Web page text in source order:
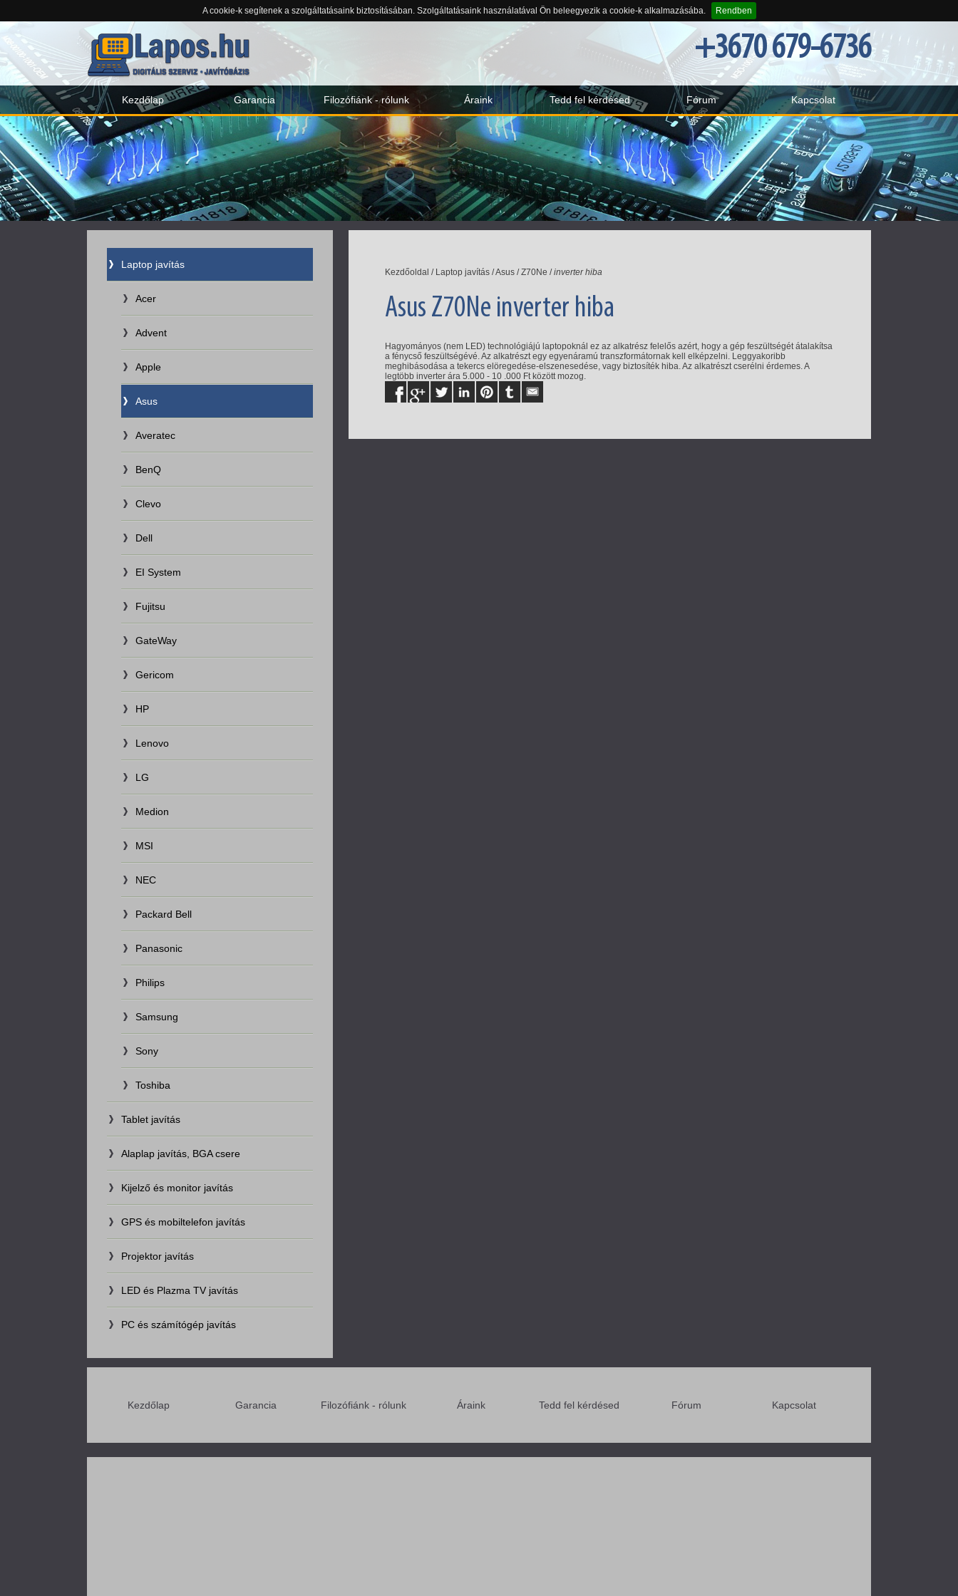
A cookie-k segítenek a szolgáltatásaink biztosításában. Szolgáltatásaink használatával Ön beleegyezik a cookie-k alkalmazásába. Rendben
+3670 679-6736
Kezdőlap Garancia Filozófiánk - rólunk Áraink Tedd fel kérdésed Fórum Kapcsolat
Laptop javítás
Acer
Advent
Apple
Asus
Averatec
BenQ
Clevo
Dell
EI System
Fujitsu
GateWay
Gericom
HP
Lenovo
LG
Medion
MSI
NEC
Packard Bell
Panasonic
Philips
Samsung
Sony
Toshiba
Tablet javítás
Alaplap javítás, BGA csere
Kijelző és monitor javítás
GPS és mobiltelefon javítás
Projektor javítás
LED és Plazma TV javítás
PC és számítógép javítás
Kezdőoldal / Laptop javítás/Asus/Z70Ne /inverter hiba
Asus Z70Ne inverter hiba
Hagyományos (nem LED) technológiájú laptopoknál ez az alkatrész felelős azért, hogy a gép feszültségét átalakítsa
a fénycső feszültségévé. Az alkatrészt egy egyenáramú transzformátornak kell elképzelni. Leggyakoribb
meghibásodása a tekercs elöregedése-elszenesedése, vagy biztosíték hiba. Az alkatrészt cserélni érdemes. A
legtöbb inverter ára 5.000 - 10 .000 Ft között mozog.
Kezdőlap Garancia Filozófiánk - rólunk Áraink Tedd fel kérdésed Fórum Kapcsolat